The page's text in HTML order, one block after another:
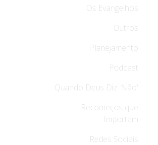
Os Evangelhos
Outros
Planejamento
Podcast
Quando Deus Diz 'Não'
Recomeços que
Importam
Redes Sociais